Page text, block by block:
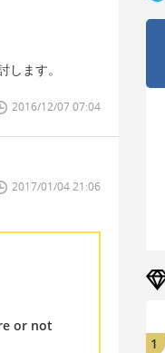
ます。
2016/12/07 07:04
2017/01/04 21:06
or not
1